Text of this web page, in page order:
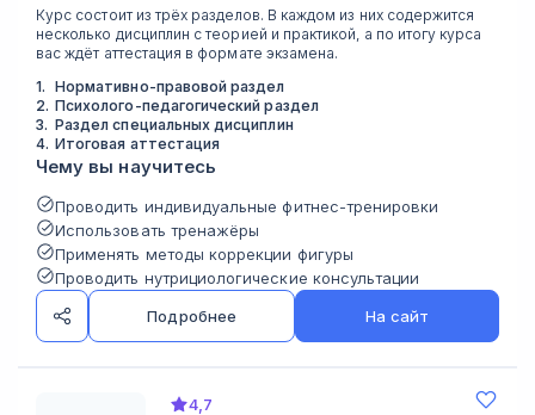
Курс состоит из трёх разделов. В каждом из них содержится
несколько дисциплин с теорией и практикой, а по итогу курса
вас ждёт аттестация в формате экзамена.
1. Нормативно-правовой раздел
2. Психолого-педагогический раздел
3. Раздел специальных дисциплин
4. Итоговая аттестация
Чему вы научитесь
Проводить индивидуальные фитнес-тренировки
Использовать тренажёры
Применять методы коррекции фигуры
Проводить нутрициологические консультации
Подробнее
На сайт
4,7